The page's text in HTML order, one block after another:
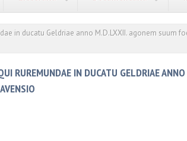
in ducatu Geldriae anno M.D.LXXII. agonem suum
RUREMUNDAE IN DUCATU GELDRIAE